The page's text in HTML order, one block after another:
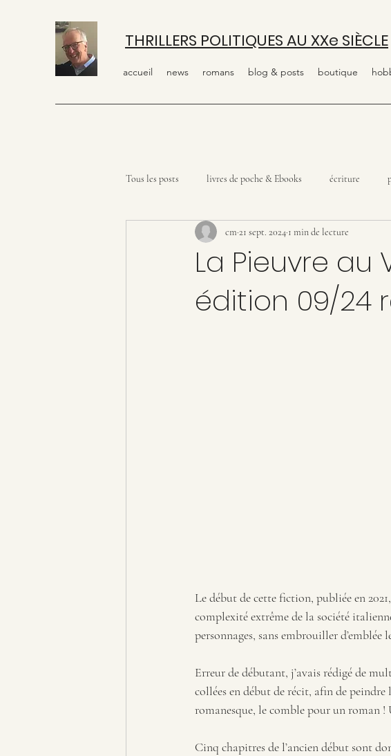
THRILLERS POLITIQUES AU XXe SIÈCLE
accueil news romans blog & posts boutique
Tous les posts livres de poche & Ebooks écriture
La Pieuvre au
édition 09/24
cm 21 sept. 2024 1 min de lecture
Le début de cette fiction, publiée en
complexité extrême de la société
personnages, sans embrouiller d’emblée
Erreur de débutant, j’avais rédigé de
collées en début de récit, afin de
romanesque, le comble pour un roman
Cinq chapitres de l’ancien début sont